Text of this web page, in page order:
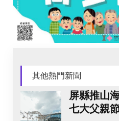
其他熱門新聞
屏縣推山
七大父親